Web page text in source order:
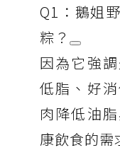
Q1：鵝姐
粽？
因為它強
低脂、好
肉降低油
康飲食的需